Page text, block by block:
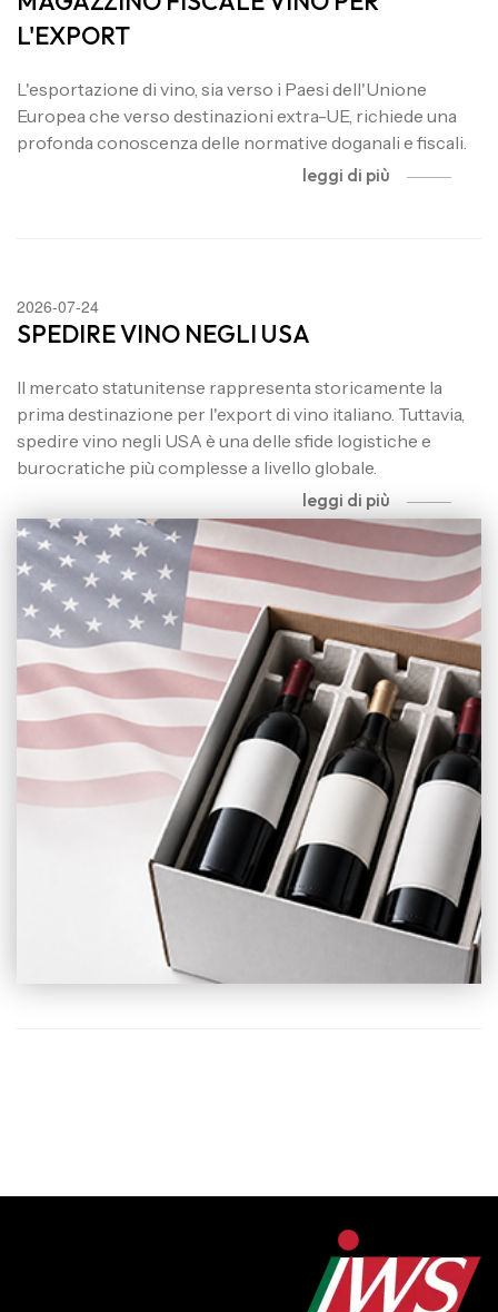
L'EXPORT
L'esportazione di vino, sia verso i Paesi dell'Unione
Europea che verso destinazioni extra-UE, richiede una
profonda conoscenza delle normative doganali e fiscali.
leggi di più
2026-07-24
SPEDIRE VINO NEGLI USA
Il mercato statunitense rappresenta storicamente la
prima destinazione per l'export di vino italiano. Tuttavia,
spedire vino negli USA è una delle sfide logistiche e
burocratiche più complesse a livello globale.
leggi di più